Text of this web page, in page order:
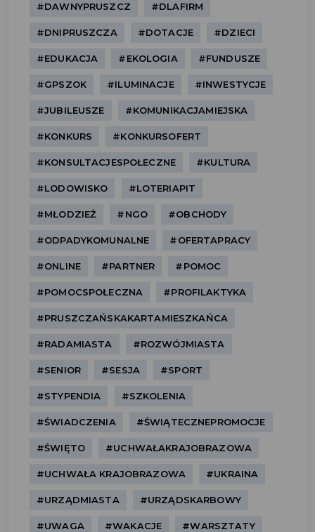
#DAWNYPRUSZCZ #DLAFIRM
#DNIPRUSZCZA #DOTACJE #DZIECI
#EDUKACJA #EKOLOGIA #FUNDUSZE
#GPSZOK #ILUMINACJE #INWESTYCJE
#JUBILEUSZE #KOMUNIKACJAMIEJSKA
#KONKURS #KONKURSOFERT
#KONSULTACJESPOŁECZNE #KULTURA
#LODOWISKO #LOTERIAPIT
#MŁODZIEŻ #NGO #OBCHODY
#ODPADYKOMUNALNE #OFERTAPRACY
#ONLINE #PARTNER #POMOC
#POMOCSPOŁECZNA #PROFILAKTYKA
#PRUSZCZAŃSKAKARTAMIESZKAŃCA
#RADAMIASTA #ROZWÓJMIASTA
#SENIOR #SESJA #SPORT
#STYPENDIA #SZKOLENIA
#ŚWIADCZENIA #ŚWIĄTECZNEPROMOCJE
#ŚWIĘTO #UCHWAŁAKRAJOBRAZOWA
#UCHWAŁA KRAJOBRAZOWA #UKRAINA
#URZĄDMIASTA #URZĄDSKARBOWY
#UWAGA #WAKACJE #WARSZTATY